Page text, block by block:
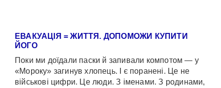
ЕВАКУАЦІЯ = ЖИТТЯ. ДОПОМОЖИ КУПИТИ
ЙОГО
Поки ми доїдали паски й запивали компотом — у
«Мороку» загинув хлопець. І є поранені. Це не
військові цифри. Це люди. З іменами. З родинами,